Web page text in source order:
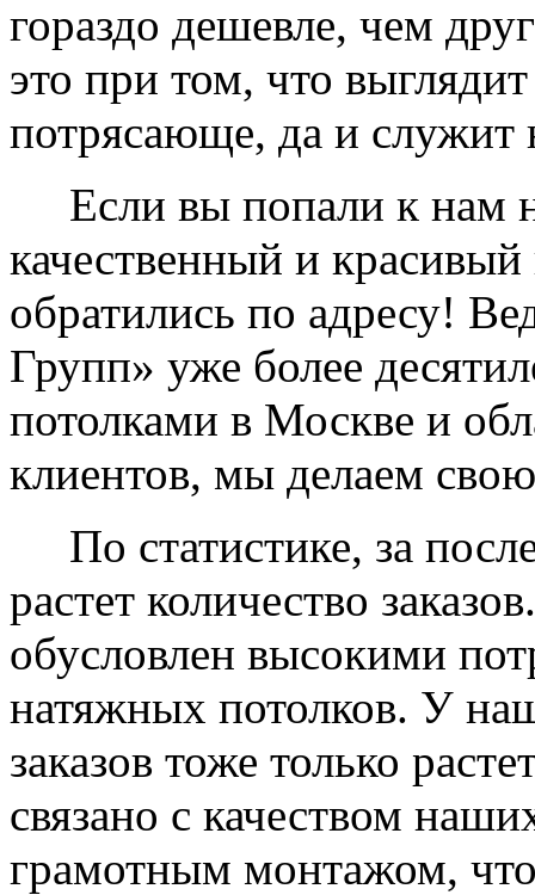
гораздо дешевле, чем
это при том, что
потрясающе, да и служит
Если вы попали к нам
качественный и
обратились по адресу!
Групп» уже более
потолками в Москве и
клиентов, мы делаем
По статистике, за
растет количество
обусловлен высокими
натяжных потолков. У
заказов тоже только
связано с качеством
грамотным монтажом,